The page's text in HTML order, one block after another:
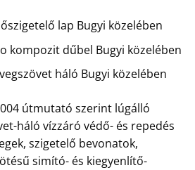
lap Bugyi közelében
kompozit dűbel Bugyi közelében
háló Bugyi közelében
004 útmutató szerint lúgálló
háló vízzáró védő- és repedés
szigetelő bevonatok,
simító- és kiegyenlítő-